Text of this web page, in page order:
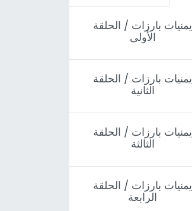
يمنيات بارزات / الحلقة
الأولى
يمنيات بارزات / الحلقة
الثانية
يمنيات بارزات / الحلقة
الثالثة
يمنيات بارزات / الحلقة
الرابعة